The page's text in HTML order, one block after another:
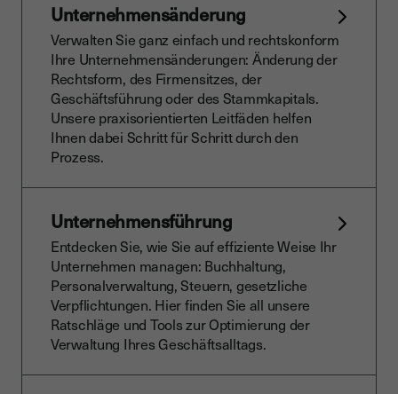
Unternehmensänderung
Verwalten Sie ganz einfach und rechtskonform
Ihre Unternehmensänderungen: Änderung der
Rechtsform, des Firmensitzes, der
Geschäftsführung oder des Stammkapitals.
Unsere praxisorientierten Leitfäden helfen
Ihnen dabei Schritt für Schritt durch den
Prozess.
Unternehmensführung
Entdecken Sie, wie Sie auf effiziente Weise Ihr
Unternehmen managen: Buchhaltung,
Personalverwaltung, Steuern, gesetzliche
Verpflichtungen. Hier finden Sie all unsere
Ratschläge und Tools zur Optimierung der
Verwaltung Ihres Geschäftsalltags.